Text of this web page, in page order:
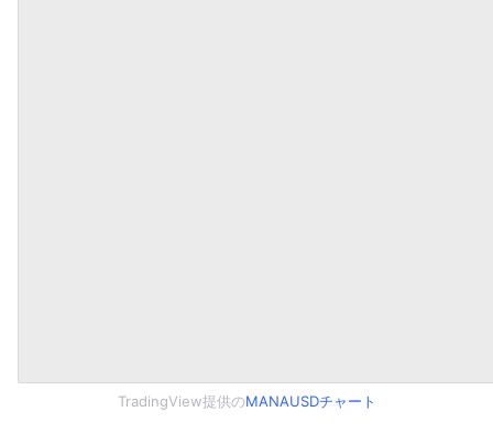
TradingView提供のMANAUSDチャート